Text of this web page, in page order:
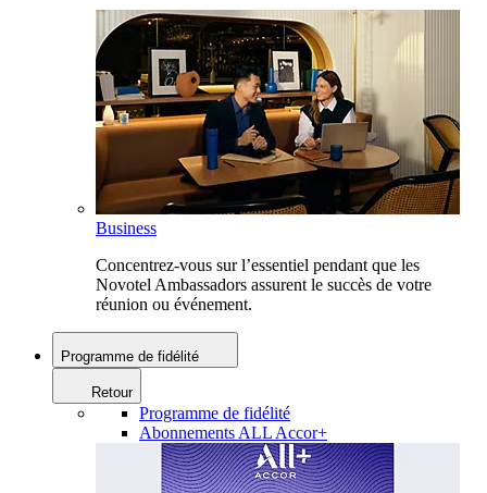
Business
Concentrez-vous sur l’essentiel pendant que les
Novotel Ambassadors assurent le succès de votre
réunion ou événement.
Programme de fidélité
Retour
Programme de fidélité
Abonnements ALL Accor+